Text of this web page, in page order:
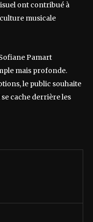
ont contribué à
musicale
Pamart
mais profonde.
le public souhaite
cache derrière les